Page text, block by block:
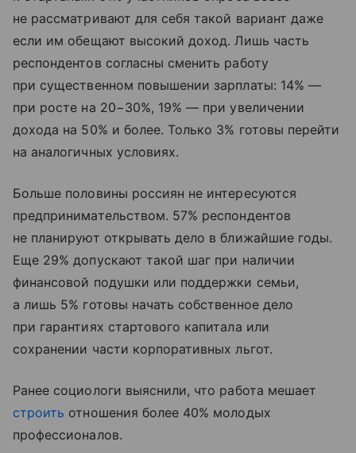
не рассматривают для себя такой вариант даже
если им обещают высокий доход. Лишь часть
респондентов согласны сменить работу
при существенном повышении зарплаты: 14% —
при росте на 20−30%, 19% — при увеличении
дохода на 50% и более. Только 3% готовы перейти
на аналогичных условиях.
Больше половины россиян не интересуются
предпринимательством. 57% респондентов
не планируют открывать дело в ближайшие годы.
Еще 29% допускают такой шаг при наличии
финансовой подушки или поддержки семьи,
а лишь 5% готовы начать собственное дело
при гарантиях стартового капитала или
сохранении части корпоративных льгот.
Ранее социологи выяснили, что работа мешает
строить отношения более 40% молодых
профессионалов.